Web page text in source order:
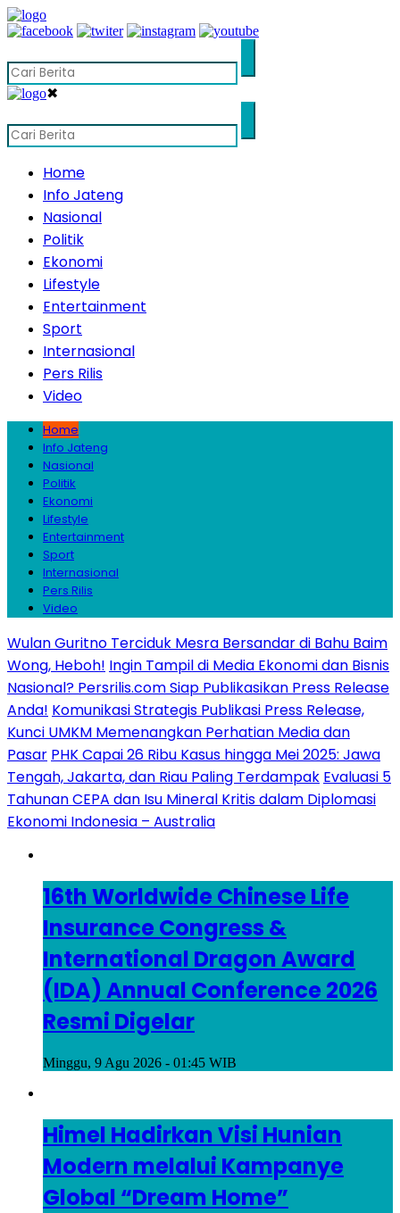
✖
Home
Info Jateng
Nasional
Politik
Ekonomi
Lifestyle
Entertainment
Sport
Internasional
Pers Rilis
Video
Home
Info Jateng
Nasional
Politik
Ekonomi
Lifestyle
Entertainment
Sport
Internasional
Pers Rilis
Video
Wulan Guritno Terciduk Mesra Bersandar di Bahu Baim
Wong, Heboh! Ingin Tampil di Media Ekonomi dan Bisnis
Nasional? Persrilis.com Siap Publikasikan Press Release
Anda! Komunikasi Strategis Publikasi Press Release,
Kunci UMKM Memenangkan Perhatian Media dan
Pasar PHK Capai 26 Ribu Kasus hingga Mei 2025: Jawa
Tengah, Jakarta, dan Riau Paling Terdampak Evaluasi 5
Tahunan CEPA dan Isu Mineral Kritis dalam Diplomasi
Ekonomi Indonesia – Australia
16th Worldwide Chinese Life
Insurance Congress &
International Dragon Award
(IDA) Annual Conference 2026
Resmi Digelar
Minggu, 9 Agu 2026 - 01:45 WIB
Himel Hadirkan Visi Hunian
Modern melalui Kampanye
Global “Dream Home”